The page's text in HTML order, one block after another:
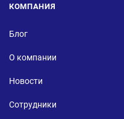
КОМПАНИЯ
Блог
О компании
Новости
Сотрудники